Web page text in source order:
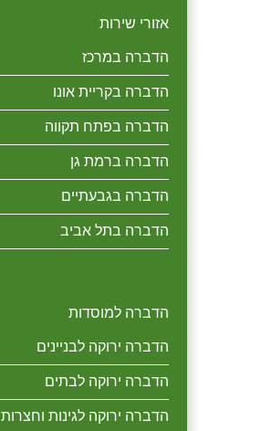
אזורי שירות
הדברה במרכז
הדברה בקריית אונו
הדברה בפתח תקווה
הדברה ברמת גן
הדברה בגבעתיים
הדברה בתל אביב
הדברה למוסדות
הדברה ירוקה לבניינים
הדברה ירוקה לבתים
הדברה ירוקה לגינות וחצרות